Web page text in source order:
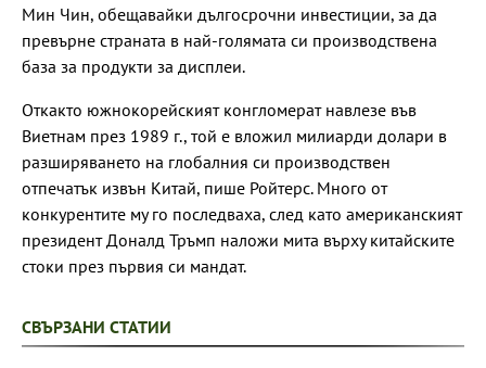
Мин Чин, обещавайки дългосрочни инвестиции, за да
превърне страната в най-голямата си производствена
база за продукти за дисплеи.
Откакто южнокорейският конгломерат навлезе във
Виетнам през 1989 г., той е вложил милиарди долари в
разширяването на глобалния си производствен
отпечатък извън Китай, пише Ройтерс. Много от
конкурентите му го последваха, след като американският
президент Доналд Тръмп наложи мита върху китайските
стоки през първия си мандат.
СВЪРЗАНИ СТАТИИ